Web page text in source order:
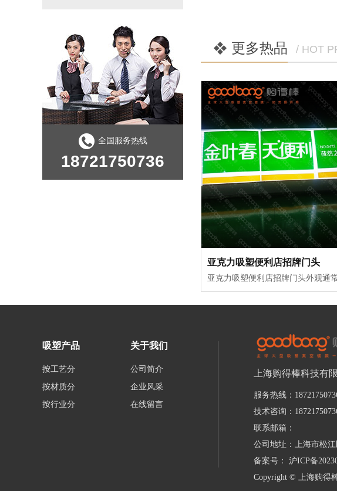
全国服务热线
18721750736
更多热品 / HOT
亚克力吸塑便利店招牌门头
吸塑产品
按工艺分
按材质分
按行业分
关于我们
公司简介
企业风采
在线留言
上海购得棒科技有
服务热线：
技术咨询：
联系邮箱：
公司地址：上海市松
备案号： 沪ICP备
Copyright © 上海购得